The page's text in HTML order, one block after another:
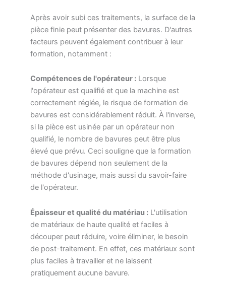
Après avoir subi ces traitements, la surface de la
pièce finie peut présenter des bavures. D'autres
facteurs peuvent également contribuer à leur
formation, notamment :
Compétences de l'opérateur : Lorsque
l'opérateur est qualifié et que la machine est
correctement réglée, le risque de formation de
bavures est considérablement réduit. À l'inverse,
si la pièce est usinée par un opérateur non
qualifié, le nombre de bavures peut être plus
élevé que prévu. Ceci souligne que la formation
de bavures dépend non seulement de la
méthode d'usinage, mais aussi du savoir-faire
de l'opérateur.
Épaisseur et qualité du matériau : L'utilisation
de matériaux de haute qualité et faciles à
découper peut réduire, voire éliminer, le besoin
de post-traitement. En effet, ces matériaux sont
plus faciles à travailler et ne laissent
pratiquement aucune bavure.